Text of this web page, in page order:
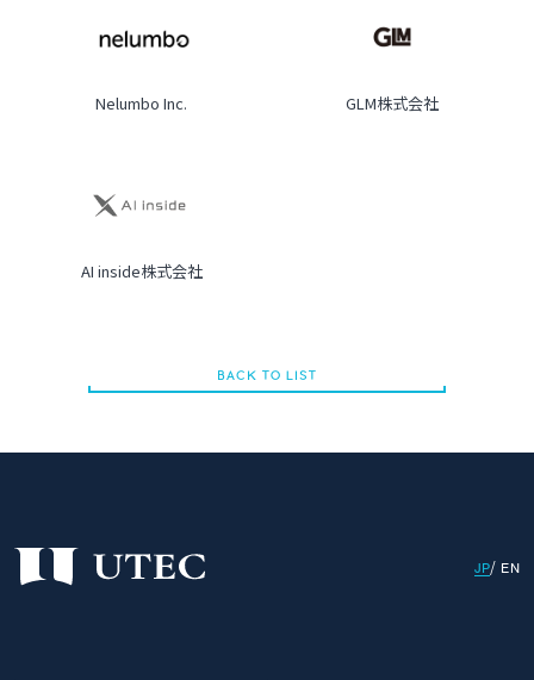
Nelumbo Inc. GLM株式会社
AI inside株式会社
BACK TO LIST
BACK TO LIST
JP EN